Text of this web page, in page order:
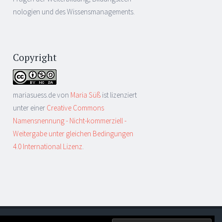
nologien und des Wissensmanagements.
Copyright
mariasuess.devon Maria Süß ist lizenziert
unter einer Creative Commons
Namensnennung - Nicht-kommerziell -
Weitergabe unter gleichen Bedingungen
4.0 International Lizenz.